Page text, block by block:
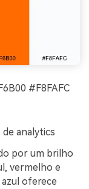
#F8FAFC
analytics
por um brilho
vermelho e
oferece